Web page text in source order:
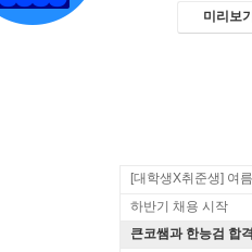
미리보기
[대학생X취준생] 여
하반기 채용 시작
큰코쌤과 한능검 합격